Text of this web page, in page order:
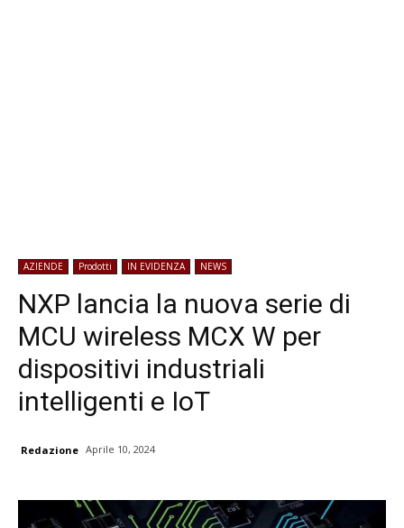
AZIENDE Prodotti IN EVIDENZA NEWS
NXP lancia la nuova serie di
MCU wireless MCX W per
dispositivi industriali
intelligenti e IoT
Redazione Aprile 10, 2024